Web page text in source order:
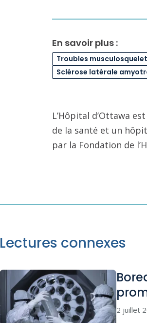
En savoir plus :
Troubles
Sclérose latérale
L’Hôpital d’Ottawa
de la santé et un
par la Fondation de
Lectures connexes
2 juillet